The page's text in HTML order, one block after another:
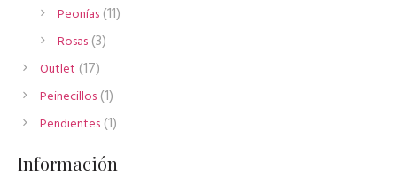
Peonías 1111
Rosas 33
Outlet 1717
productos
Peinecillos 11
producto
Pendientes 11
Información